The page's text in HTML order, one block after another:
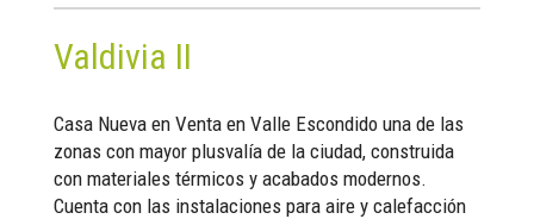
Valdivia II
Casa Nueva en Venta en Valle Escondido una de las
zonas con mayor plusvalía de la ciudad, construida
con materiales térmicos y acabados modernos.
Cuenta con las instalaciones para aire y calefacción